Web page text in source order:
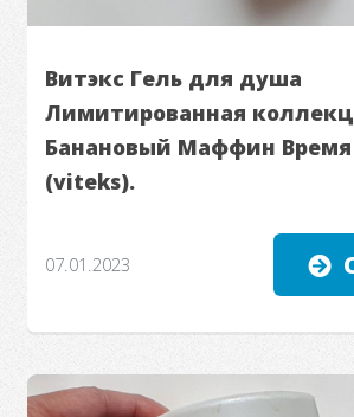
Витэкс Гель для душа
Лимитированная
Банановый Маффин Время
(viteks).
07.01.2023